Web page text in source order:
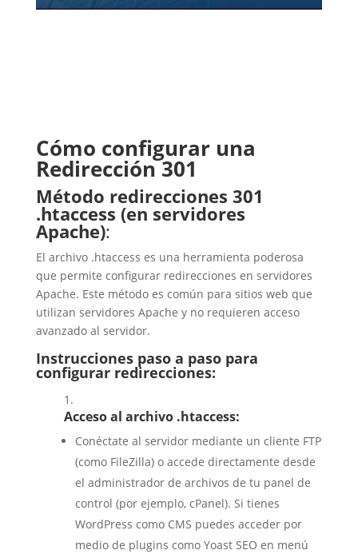
Cómo configurar una
Redirección 301
Método redirecciones 301
.htaccess (en servidores
Apache):
El archivo .htaccess es una herramienta poderosa
que permite configurar redirecciones en servidores
Apache. Este método es común para sitios web que
utilizan servidores Apache y no requieren acceso
avanzado al servidor.
Instrucciones paso a paso para
configurar redirecciones:
Acceso al archivo .htaccess:
Conéctate al servidor mediante un cliente FTP
(como FileZilla) o accede directamente desde
el administrador de archivos de tu panel de
control (por ejemplo, cPanel). Si tienes
WordPress como CMS puedes acceder por
medio de plugins como Yoast SEO en menú